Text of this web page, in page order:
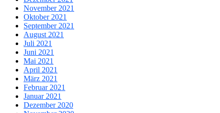
November 2021
Oktober 2021
September 2021
August 2021
Juli 2021
Juni 2021
Mai 2021
April 2021
März 2021
Februar 2021
Januar 2021
Dezember 2020